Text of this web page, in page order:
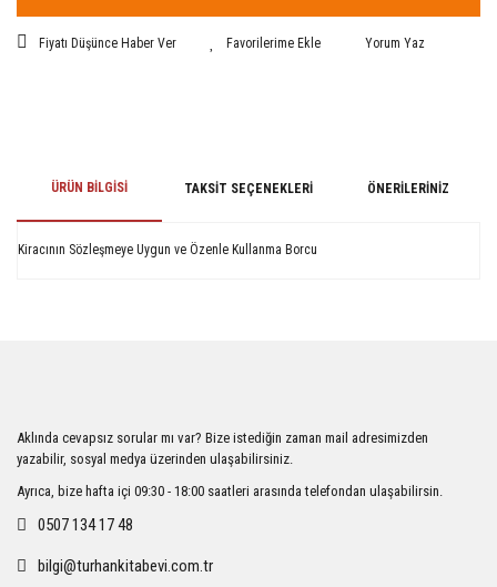
Fiyatı Düşünce Haber Ver Yorum Yaz
ÜRÜN BILGISI TAKSIT SEÇENEKLERI ÖNERILERINIZ
Kiracının Sözleşmeye Uygun ve Özenle Kullanma Borcu
Ürün açıklamasında eksik bilgiler bulunuyor.
Ürün bilgilerinde hatalar bulunuyor.
Ürün fiyatı diğer sitelerden daha pahalı.
Aklında cevapsız sorular mı var? Bize istediğin zaman mail adresimizden
yazabilir, sosyal medya üzerinden ulaşabilirsiniz.
Ayrıca, bize hafta içi 09:30 - 18:00 saatleri arasında telefondan ulaşabilirsin.
0507 134 17 48
bilgi@turhankitabevi.com.tr